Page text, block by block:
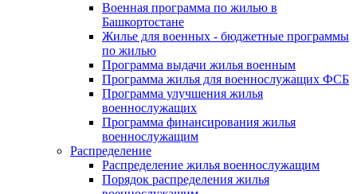
Военная программа по жилью в
Башкортостане
Жилье для военных - бюджетные программы
по жилью
Программа выдачи жилья военным
Программа жилья для военнослужащих ФСБ
Программа улучшения жилья
военнослужащих
Программа финансирования жилья
военнослужащим
Распределение
Распределение жилья военнослужащим
Порядок распределения жилья